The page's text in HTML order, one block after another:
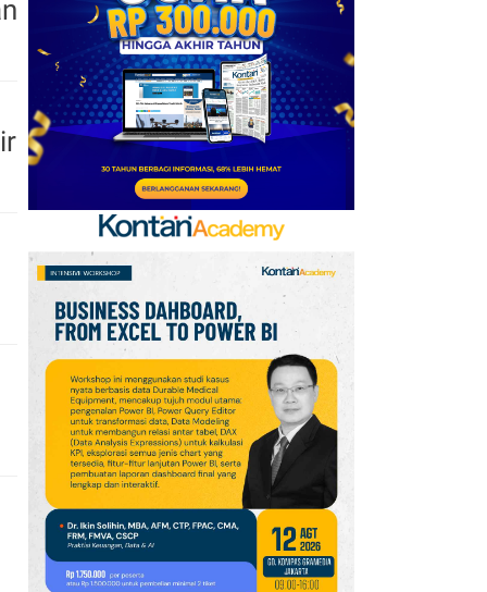
Mobile Update 7 Agustus
2026: Klaim Ribuan
Gems Gratis!
7
FIFA Akhirnya Cairkan
Hadiah Timnas Yordania
yang Tertunda 8 Bulan
Promo Alfamart Murah
Banget 7–13 Agustus
2026, Sunlight hingga
Bebelac Diskon
9
Promo JSM Superindo
7–9 Agustus 2026,
Minyak Goreng Rp37.900
hingga Buah Diskon 50%
10 Klasemen Grup A Piala
AFF 2026: Ini Skenario
Indonesia Lolos ke
Semifinal